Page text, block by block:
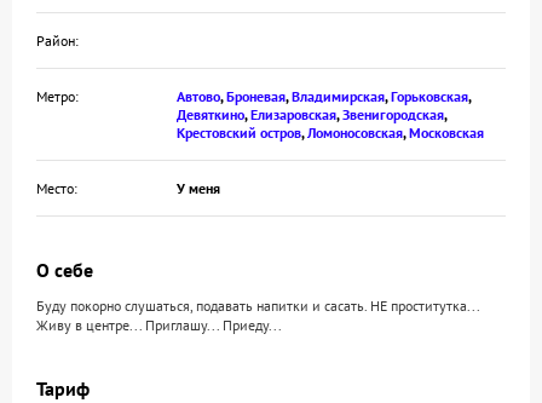
Район:
Метро: Автово,Броневая,Владимирская,Горьковская,
Девяткино,Елизаровская,Звенигородская,
Крестовский остров,Ломоносовская,Московская
Место: У меня
О себе
Буду покорно слушаться, подавать напитки и сасать. НЕ проститутка...
Живу в центре... Приглашу... Приеду...
Тариф